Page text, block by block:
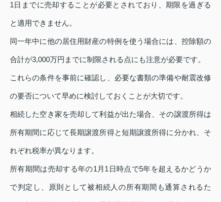
1日までに売却することが必要とされており、期限を過ぎる
と適用できません。
同一年中に他の居住用財産の特例を使う場合には、控除額の
合計が3,000万円までに制限される点にも注意が必要です。
これらの条件を事前に確認し、必要な書類の準備や耐震改修
の要否について早めに検討しておくことが大切です。
相続した空き家を売却して利益が出た場合、その譲渡所得は
所有期間に応じて長期譲渡所得と短期譲渡所得に分かれ、そ
れぞれ税率が異なります。
所有期間は売却する年の1月1日時点で5年を超えるかどうか
で判定し、原則として被相続人の所有期間も通算されるた